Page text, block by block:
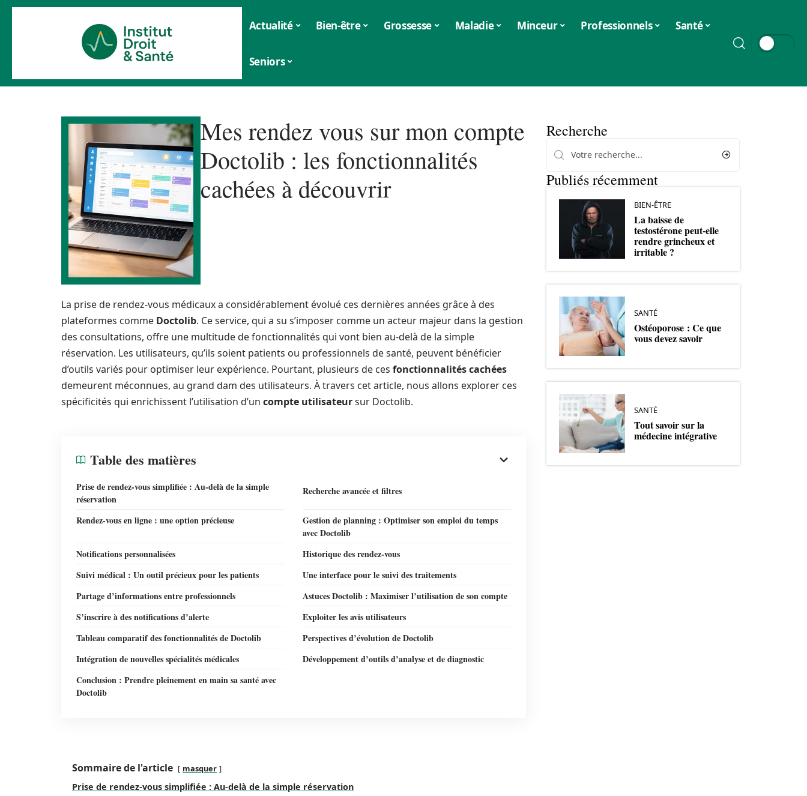
Actualité Bien-être Grossesse Maladie Minceur Professionnels Santé
Seniors
Mes rendez vous sur mon compte
Doctolib : les fonctionnalités
cachées à découvrir
La prise de rendez-vous médicaux a considérablement évolué ces dernières années grâce à des
plateformes comme Doctolib. Ce service, qui a su s’imposer comme un acteur majeur dans la gestion
des consultations, offre une multitude de fonctionnalités qui vont bien au-delà de la simple
réservation. Les utilisateurs, qu’ils soient patients ou professionnels de santé, peuvent bénéficier
d’outils variés pour optimiser leur expérience. Pourtant, plusieurs de ces fonctionnalités cachées
demeurent méconnues, au grand dam des utilisateurs. À travers cet article, nous allons explorer ces
spécificités qui enrichissent l’utilisation d’un compte utilisateursur Doctolib.
Table des matières
Prise de rendez-vous simplifiée : Au-delà de la simple
réservation
Recherche avancée et filtres
Rendez-vous en ligne : une option précieuse
Gestion de planning : Optimiser son emploi du temps
avec Doctolib
Notifications personnalisées
Historique des rendez-vous
Suivi médical : Un outil précieux pour les patients
Une interface pour le suivi des traitements
Partage d’informations entre professionnels
Astuces Doctolib : Maximiser l’utilisation de son compte
S’inscrire à des notifications d’alerte
Exploiter les avis utilisateurs
Tableau comparatif des fonctionnalités de Doctolib
Perspectives d’évolution de Doctolib
Intégration de nouvelles spécialités médicales
Développement d’outils d’analyse et de diagnostic
Conclusion : Prendre pleinement en main sa santé avec
Doctolib
Sommaire de l'article masquer
Prise de rendez-vous simplifiée : Au-delà de la simple réservation
Recherche
Publiés récemment
BIEN-ÊTRE
La baisse de
testostérone peut-elle
rendre grincheux et
irritable ?
SANTÉ
Ostéoporose : Ce que
vous devez savoir
SANTÉ
Tout savoir sur la
médecine intégrative